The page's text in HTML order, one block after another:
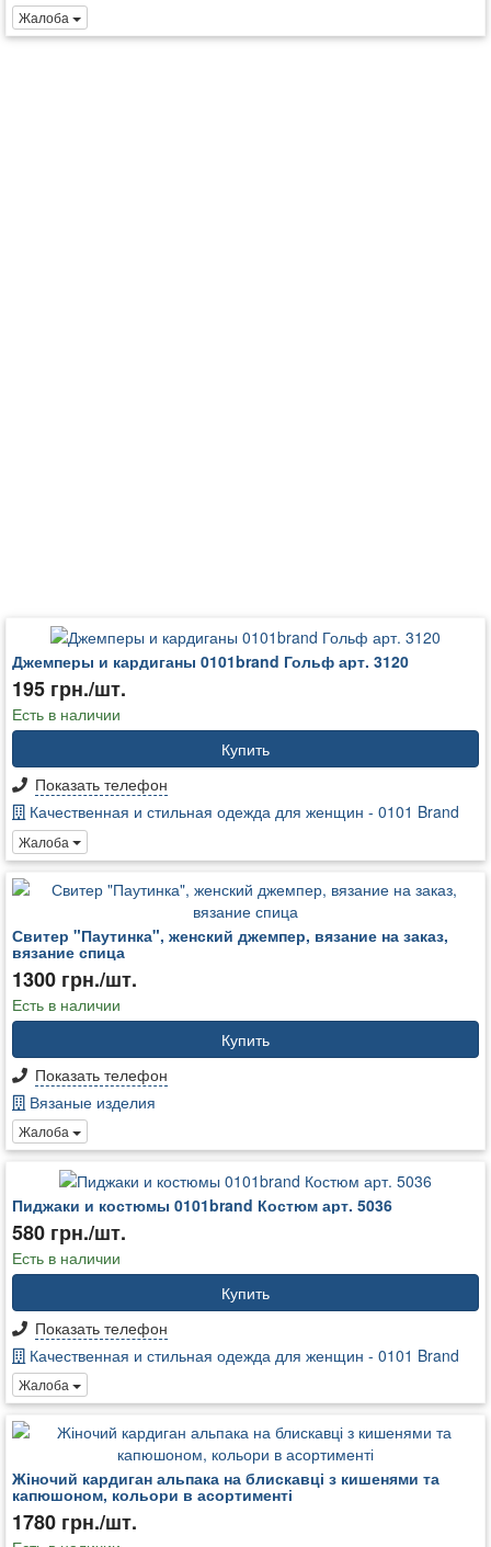
Жалоба
Джемперы и кардиганы 0101brand Гольф арт. 3120
195 грн./шт.
Есть в наличии
Купить
Показать телефон
Качественная и стильная одежда для женщин - 0101 Brand
Жалоба
Свитер "Паутинка", женский джемпер, вязание на заказ,
вязание спица
1300 грн./шт.
Есть в наличии
Купить
Показать телефон
Вязаные изделия
Жалоба
Пиджаки и костюмы 0101brand Костюм арт. 5036
580 грн./шт.
Есть в наличии
Купить
Показать телефон
Качественная и стильная одежда для женщин - 0101 Brand
Жалоба
Жіночий кардиган альпака на блискавці з кишенями та
капюшоном, кольори в асортименті
1780 грн./шт.